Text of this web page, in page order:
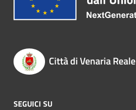
Città di Venaria Reale
SEGUICI SU